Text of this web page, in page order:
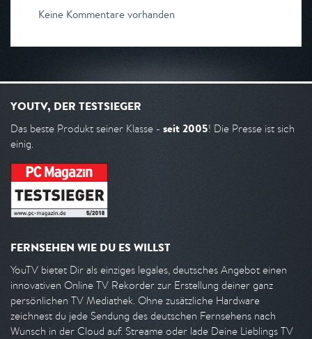
Keine Kommentare vorhanden
YOUTV, DER TESTSIEGER
Das beste Produkt seiner Klasse - seit 2005! Die Presse ist sich
einig.
FERNSEHEN WIE DU ES WILLST
YouTV bietet Dir als einziges legales, deutsches Angebot einen
innovativen Online TV Rekorder zur Erstellung deiner ganz
persönlichen TV Mediathek. Ohne zusätzliche Hardware
zeichnest du jede Sendung des deutschen Fernsehens nach
Wunsch in der Cloud auf. Streame oder lade Deine Lieblings TV